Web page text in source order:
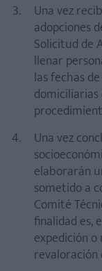
Una vez
adopciones
Solicitud de
llenar
las fechas
Una vez
elaborarán
sometido a
Comité
finalidad es,
expedición
revaloración